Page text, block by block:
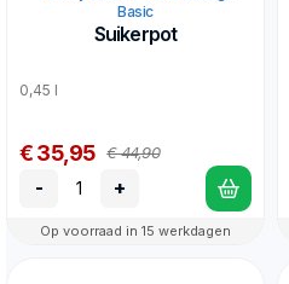
Basic
Suikerpot
0,45 l
€ 35,95 € 44,90
- +
Op voorraad in 15 werkdagen